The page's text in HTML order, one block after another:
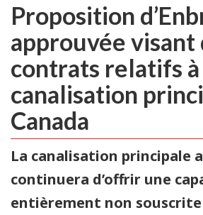
Proposition
approuvée visant
contrats relatifs à
canalisation
Canada
La canalisation principale
continuera d’offrir une
entièrement non